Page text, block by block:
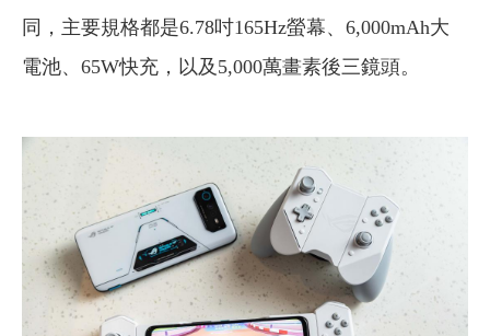
同，主要規格都是6.78吋165Hz螢幕、6,000mAh大
電池、65W快充，以及5,000萬畫素後三鏡頭。